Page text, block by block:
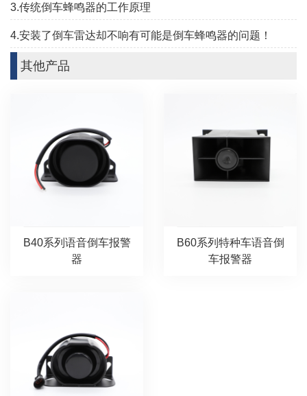
3.传统倒车蜂鸣器的工作原理
4.安装了倒车雷达却不响有可能是倒车蜂鸣器的问题！
其他产品
B40系列语音倒车报警
器
B60系列特种车语音倒
车报警器